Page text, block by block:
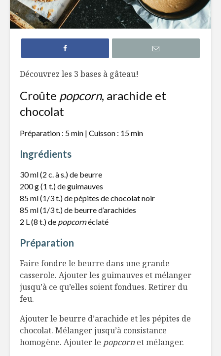
Découvrez les 3 bases à gâteau!
Croûte popcorn, arachide et
chocolat
Préparation : 5 min | Cuisson : 15 min
Ingrédients
30 ml (2 c. à s.) de beurre
200 g (1 t.) de guimauves
85 ml (1/3 t.) de pépites de chocolat noir
85 ml (1/3 t.) de beurre d’arachides
2 L (8 t.) de popcornéclaté
Préparation
Faire fondre le beurre dans une grande
casserole. Ajouter les guimauves et mélanger
jusqu’à ce qu’elles soient fondues. Retirer du
feu.
Ajouter le beurre d’arachide et les pépites de
chocolat. Mélanger jusqu’à consistance
homogène. Ajouter le popcorn et mélanger.
Gâteau à la
compote de
pomme
graines de
citrouille et
canneberges
Gâteau à la
garniture
croustillante
Pouding
fruits
fraises et
Le goût sucré de la
bonne action
Crawford illumine
votre repas
5 femmes qui ont